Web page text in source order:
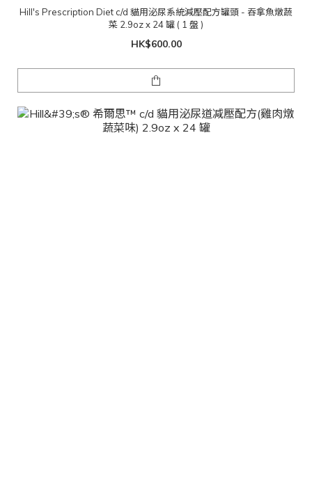
Hill's Prescription Diet c/d 貓用泌尿系統減壓配方罐頭 - 吞拿魚燉蔬
菜 2.9oz x 24 罐 ( 1 盤 )
HK$600.00